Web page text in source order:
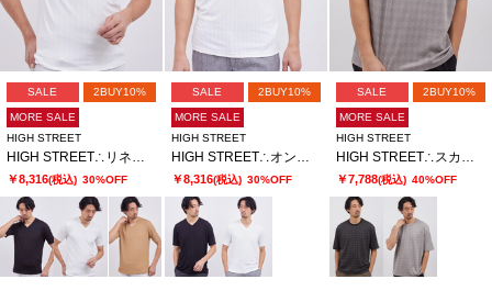
SALE 2BUY10%
MORE SALE
HIGH STREET
￥8,316(税込) 30%OFF
SALE 2BUY10%
MORE SALE
HIGH STREET
￥8,316(税込) 30%OFF
SALE 2BUY10%
MORE SALE
HIGH STREET
￥7,788(税込) 40%OFF